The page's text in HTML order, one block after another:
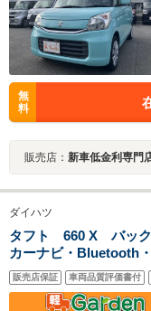
無
料
販売店： 新車低金利専門
ダイハツ
タフト 660 X バック
カーナビ・Bluetooth
ルセグTV・CD/DVD再
ト・ベンチシート・ル
販売店保証 車両品質評価書付